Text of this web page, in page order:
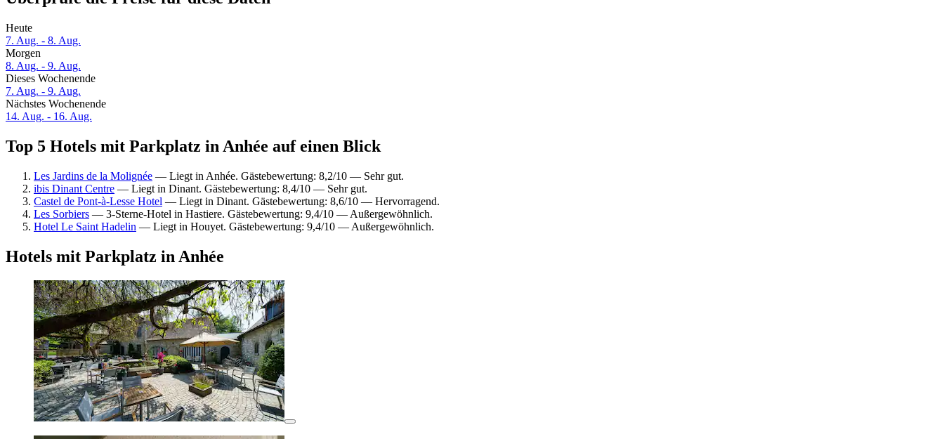
Heute
7. Aug. - 8. Aug.
Morgen
8. Aug. - 9. Aug.
Dieses Wochenende
7. Aug. - 9. Aug.
Nächstes Wochenende
14. Aug. - 16. Aug.
Top 5 Hotels mit Parkplatz in Anhée auf einen Blick
Les Jardins de la Molignée — Liegt in Anhée. Gästebewertung: 8,2/10 — Sehr gut.
ibis Dinant Centre — Liegt in Dinant. Gästebewertung: 8,4/10 — Sehr gut.
Castel de Pont-à-Lesse Hotel — Liegt in Dinant. Gästebewertung: 8,6/10 — Hervorragend.
Les Sorbiers — 3-Sterne-Hotel in Hastiere. Gästebewertung: 9,4/10 — Außergewöhnlich.
Hotel Le Saint Hadelin — Liegt in Houyet. Gästebewertung: 9,4/10 — Außergewöhnlich.
Hotels mit Parkplatz in Anhée